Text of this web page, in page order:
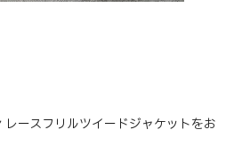
レースフリルツイードジャケットをお